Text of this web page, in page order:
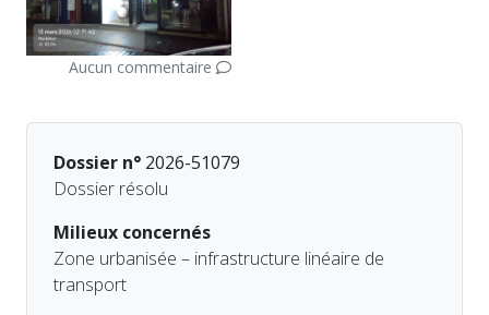
Aucun commentaire
Dossier n° 2026-51079
Dossier résolu
Milieux concernés
Zone urbanisée – infrastructure linéaire de
transport